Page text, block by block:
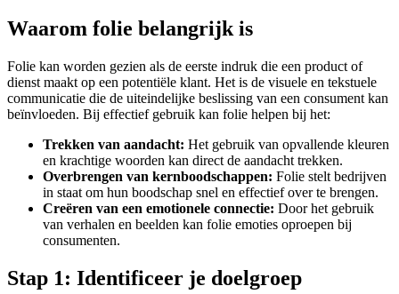
Waarom folie belangrijk is
Folie kan worden gezien als de eerste indruk die een product of
dienst maakt op een potentiële klant. Het is de visuele en tekstuele
communicatie die de uiteindelijke beslissing van een consument kan
beïnvloeden. Bij effectief gebruik kan folie helpen bij het:
Trekken van aandacht: Het gebruik van opvallende kleuren
en krachtige woorden kan direct de aandacht trekken.
Overbrengen van kernboodschappen: Folie stelt bedrijven
in staat om hun boodschap snel en effectief over te brengen.
Creëren van een emotionele connectie: Door het gebruik
van verhalen en beelden kan folie emoties oproepen bij
consumenten.
Stap 1: Identificeer je doelgroep